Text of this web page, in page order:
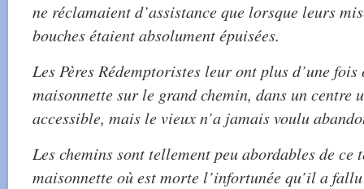
ne réclamaient d’assistance que lorsque leurs
bouches étaient absolument épuisées.
Les Pères Rédemptoristes leur ont plus d’une fois
maisonnette sur le grand chemin, dans un centre
accessible, mais le vieux n’a jamais voulu
Les chemins sont tellement peu abordables de
maisonnette où est morte l’infortunée qu’il a